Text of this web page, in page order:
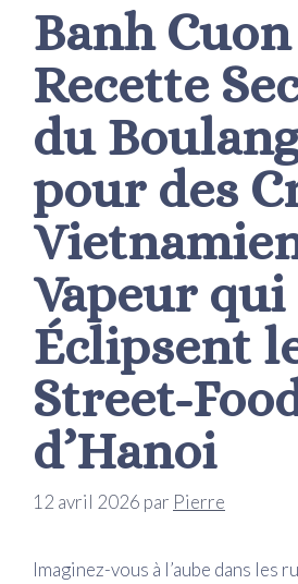
Banh
Recette
du
pour des
Vapeur qui
Éclipsent
Street-
d’Hanoi
12 avril 2026 par Pierre
Imaginez-vous à l’aube dans les